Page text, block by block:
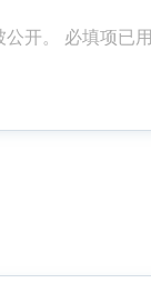
开。 必填项已用